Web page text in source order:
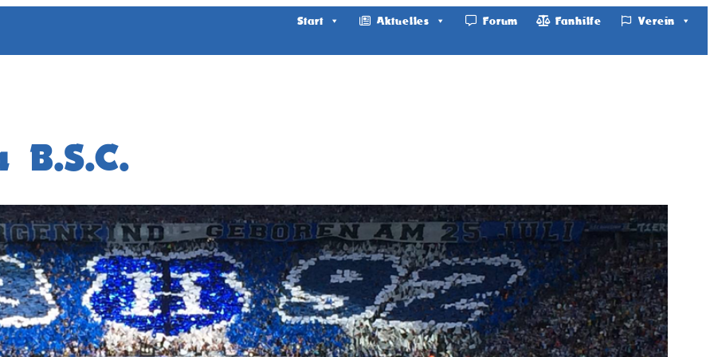
Start Aktuelles Forum Fanhilfe Verein
B.S.C.